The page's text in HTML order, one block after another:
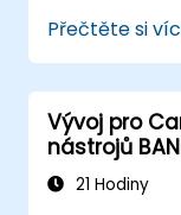
které
útokům.
Aplikovat
modelů
edge.
Přečtěte si
Vývoj pro
nástrojů
21 Hodiny